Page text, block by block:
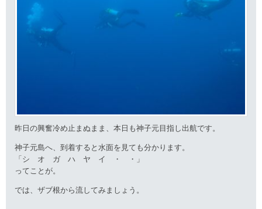
昨日の興奮冷め止まぬまま、本日も神子元目指し出航です。
神子元島へ、到着すると水面を見ても分かります。
「シ オ ガ ハ ヤ イ ・ ・」
ってことが。
では、ザブ根から流してみましょう。